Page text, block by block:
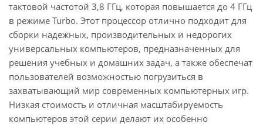
тактовой частотой 3,8 ГГц, которая повышается до 4 ГГц
в режиме Turbo. Этот процессор отлично подходит для
сборки надежных, производительных и недорогих
универсальных компьютеров, предназначенных для
решения учебных и домашних задач, а также обеспечат
пользователей возможностью погрузиться в
захватывающий мир современных компьютерных игр.
Низкая стоимость и отличная масштабируемость
компьютеров этой серии делают их особенно